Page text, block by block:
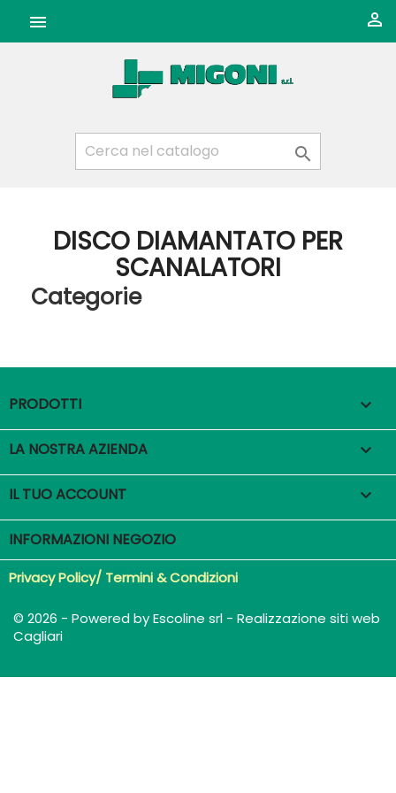
 

DISCO DIAMANTATO PER
SCANALATORI
Categorie
PRODOTTI 
LA NOSTRA AZIENDA 
IL TUO ACCOUNT 
INFORMAZIONI NEGOZIO
Privacy Policy/ Termini & Condizioni
© 2026 - Powered by Escoline srl - Realizzazione siti web
Cagliari